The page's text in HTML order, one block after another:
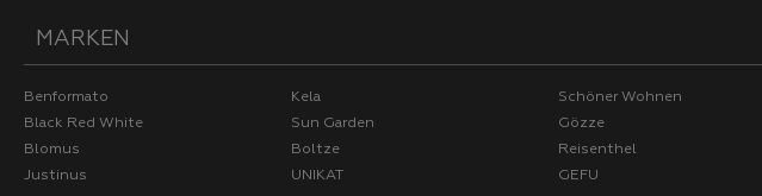
MARKEN
Benformato
Black Red White
Blomus
Justinus
Kela
Sun Garden
Boltze
UNIKAT
Schöner Wohnen
Gözze
Reisenthel
GEFU